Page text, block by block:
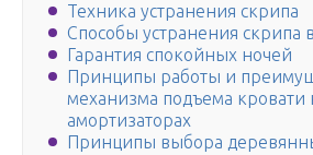
Техника устранения скрипа
Способы устранения скрипа
Гарантия спокойных ночей
Принципы работы и
механизма подъема кровати
амортизаторах
Принципы выбора